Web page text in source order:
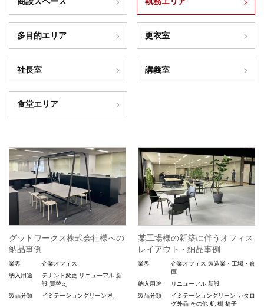
多目的エリア 更衣室
社長室 講義室
食堂エリア
グットワークス株式会社様への
納品事例
業界
企業オフィス
納入用途
テナント変更 リニューアル 新
設 買替え
製品分類
イミテーショングリーン 机
某工場様の新築に伴うオフィス
レイアウト・納品事例
業界 企業オフィス 製造業・工場・倉
庫
納入用途
リニューアル 新設
製品分類
イミテーショングリーン カタロ
グ外品 その他 机 棚 椅子